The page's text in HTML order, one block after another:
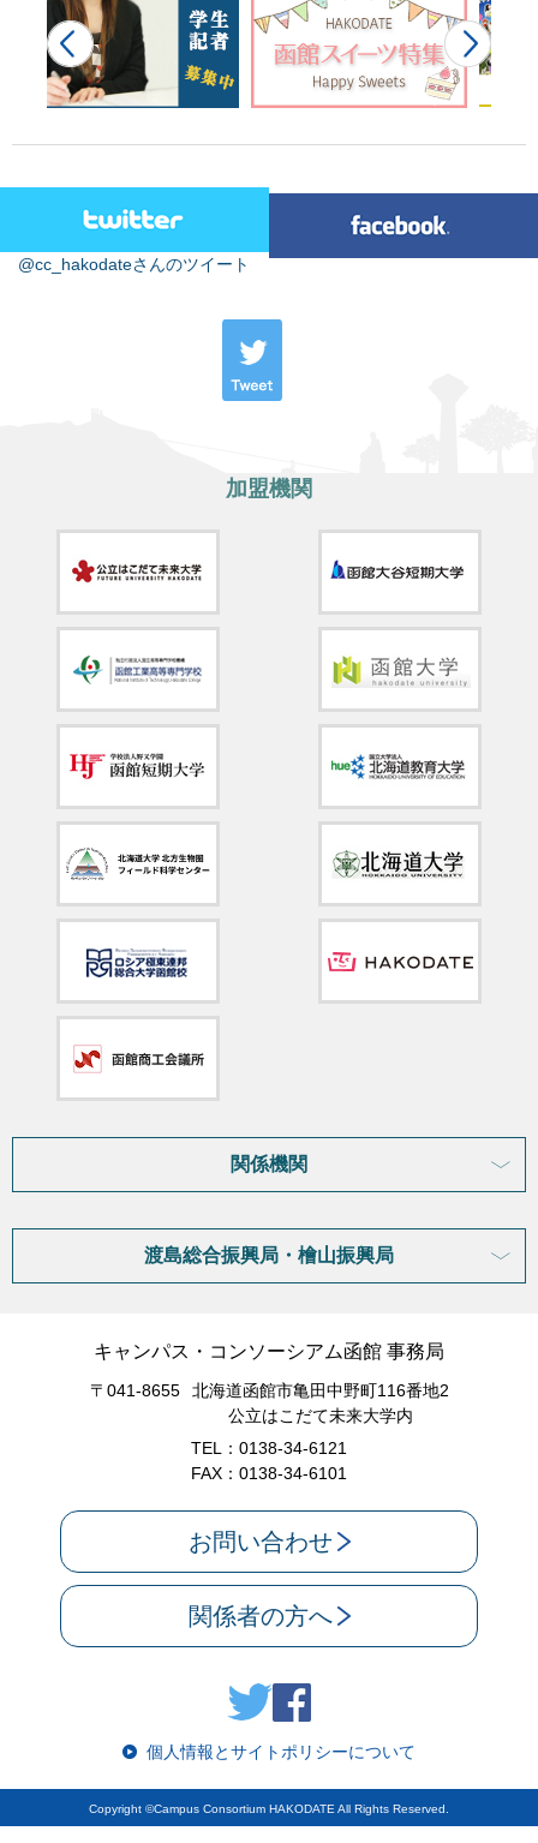
@cc_hakodateさんのツイート
加盟機関
関係機関
渡島総合振興局・檜山振興局
キャンパス・コンソーシアム函館 事務局
〒041-8655
北海道函館市亀田中野町116番地2
公立はこだて未来大学内
TEL：0138-34-6121
FAX：0138-34-6101
お問い合わせ
関係者の方へ
個人情報とサイトポリシーについて
Copyright ©Campus Consortium HAKODATE All Rights Reserved.